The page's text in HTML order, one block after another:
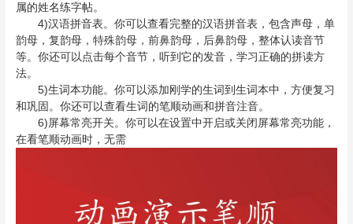
属的姓名练字帖。
4)汉语拼音表。你可以查看完整的汉语拼音表，包含声母，单
韵母，复韵母，特殊韵母，前鼻韵母，后鼻韵母，整体认读音节
等。你还可以点击每个音节，听到它的发音，学习正确的拼读方
法。
5)生词本功能。你可以添加刚学的生词到生词本中，方便复习
和巩固。你还可以查看生词的笔顺动画和拼音注音。
6)屏幕常亮开关。你可以在设置中开启或关闭屏幕常亮功能，
在看笔顺动画时，无需